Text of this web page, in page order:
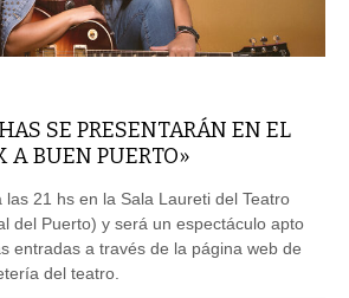
SE PRESENTARÁN EN EL
A BUEN PUERTO»
las 21 hs en la Sala Laureti del Teatro
del Puerto) y será un espectáculo apto
entradas a través de la página web de
del teatro.